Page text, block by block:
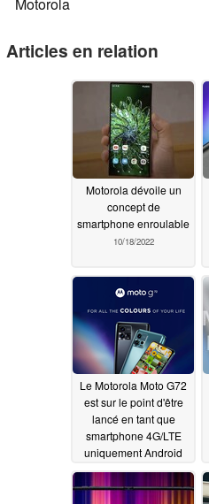
Motorola
Articles en relation
Motorola dévoile un
concept de
smartphone enroulable
10/18/2022
Le Motorola Moto G72
est sur le point d'être
lancé en tant que
smartphone 4G/LTE
uniquement Android
avec un écran OLED
haut de gamme et un